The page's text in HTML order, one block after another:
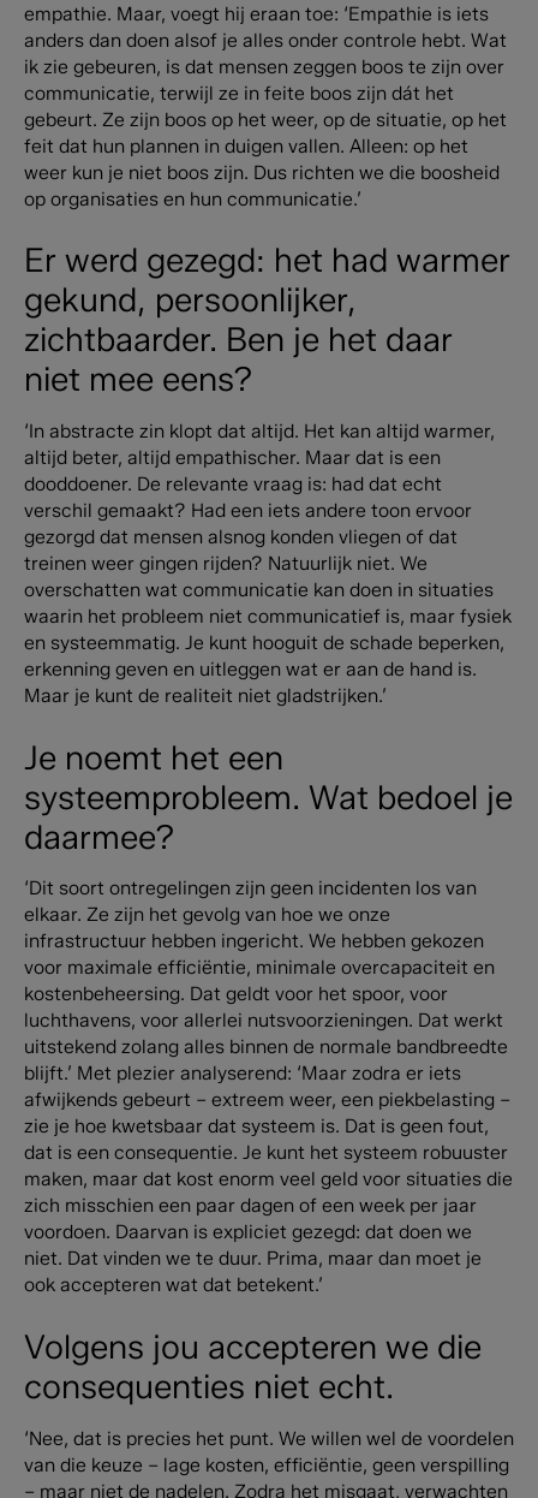
empathie. Maar, voegt hij eraan toe: ‘Empathie is iets
anders dan doen alsof je alles onder controle hebt. Wat
ik zie gebeuren, is dat mensen zeggen boos te zijn over
communicatie, terwijl ze in feite boos zijn dát het
gebeurt. Ze zijn boos op het weer, op de situatie, op het
feit dat hun plannen in duigen vallen. Alleen: op het
weer kun je niet boos zijn. Dus richten we die boosheid
op organisaties en hun communicatie.’
Er werd gezegd: het had warmer
gekund, persoonlijker,
zichtbaarder. Ben je het daar
niet mee eens?
‘In abstracte zin klopt dat altijd. Het kan altijd warmer,
altijd beter, altijd empathischer. Maar dat is een
dooddoener. De relevante vraag is: had dat echt
verschil gemaakt? Had een iets andere toon ervoor
gezorgd dat mensen alsnog konden vliegen of dat
treinen weer gingen rijden? Natuurlijk niet. We
overschatten wat communicatie kan doen in situaties
waarin het probleem niet communicatief is, maar fysiek
en systeemmatig. Je kunt hooguit de schade beperken,
erkenning geven en uitleggen wat er aan de hand is.
Maar je kunt de realiteit niet gladstrijken.’
Je noemt het een
systeemprobleem. Wat bedoel je
daarmee?
‘Dit soort ontregelingen zijn geen incidenten los van
elkaar. Ze zijn het gevolg van hoe we onze
infrastructuur hebben ingericht. We hebben gekozen
voor maximale efficiëntie, minimale overcapaciteit en
kostenbeheersing. Dat geldt voor het spoor, voor
luchthavens, voor allerlei nutsvoorzieningen. Dat werkt
uitstekend zolang alles binnen de normale bandbreedte
blijft.’ Met plezier analyserend: ‘Maar zodra er iets
afwijkends gebeurt – extreem weer, een piekbelasting –
zie je hoe kwetsbaar dat systeem is. Dat is geen fout,
dat is een consequentie. Je kunt het systeem robuuster
maken, maar dat kost enorm veel geld voor situaties die
zich misschien een paar dagen of een week per jaar
voordoen. Daarvan is expliciet gezegd: dat doen we
niet. Dat vinden we te duur. Prima, maar dan moet je
ook accepteren wat dat betekent.’
Volgens jou accepteren we die
consequenties niet echt.
‘Nee, dat is precies het punt. We willen wel de voordelen
van die keuze – lage kosten, efficiëntie, geen verspilling
– maar niet de nadelen. Zodra het misgaat, verwachten